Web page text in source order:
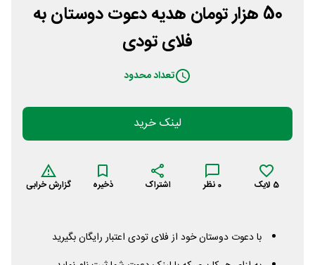
50 هزار تومان هدیه دعوت دوستان به
فلای تودی
تعداد محدود
لینک خرید
5 لایک 0 نظر اشتراک ذخیره گزارش خرابی
با دعوت دوستان خود از فلای تودی اعتبار رایگان بگیرید